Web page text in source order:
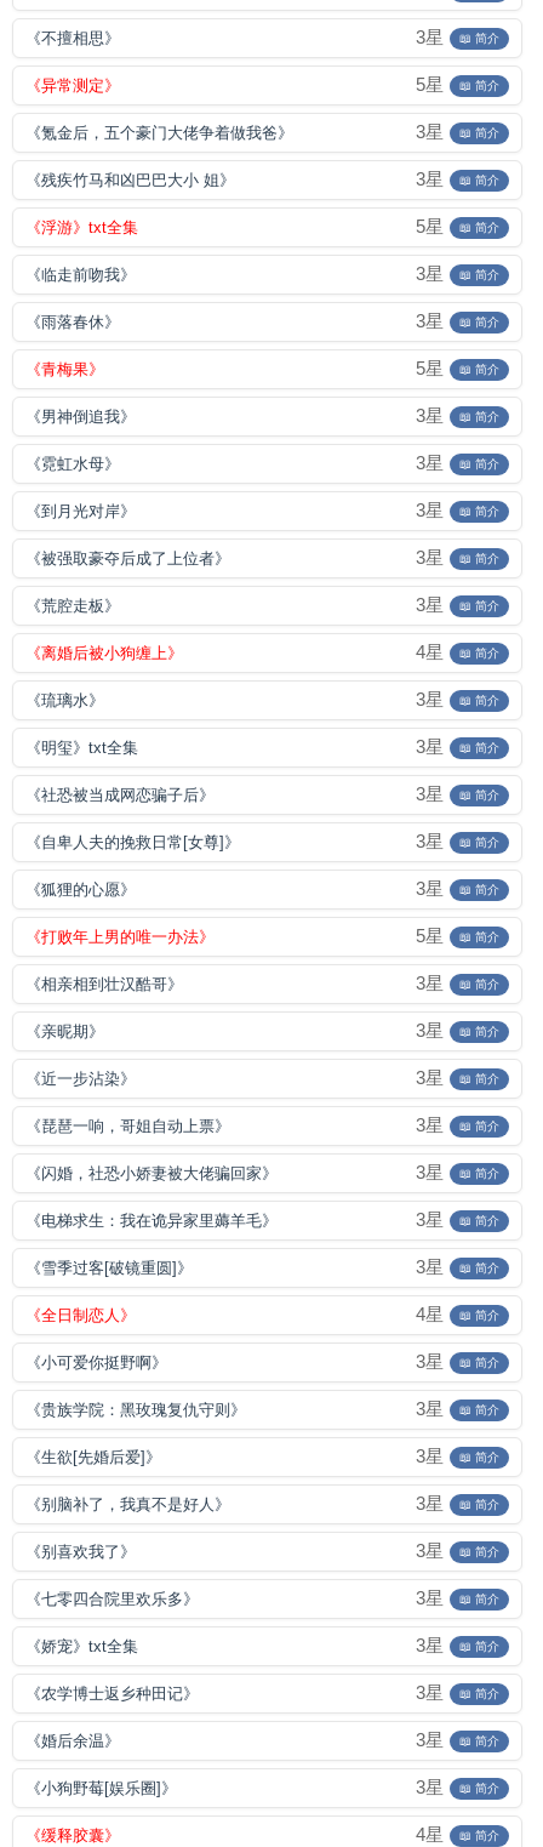
《不擅相思》 3星 📖 简介
《异常测定》 5星 📖 简介
《氪金后，五个豪门大佬争着做我爸》 3星 📖 简介
《残疾竹马和凶巴巴大小 姐》 3星 📖 简介
《浮游》txt全集 5星 📖 简介
《临走前吻我》 3星 📖 简介
《雨落春休》 3星 📖 简介
《青梅果》 5星 📖 简介
《男神倒追我》 3星 📖 简介
《霓虹水母》 3星 📖 简介
《到月光对岸》 3星 📖 简介
《被强取豪夺后成了上位者》 3星 📖 简介
《荒腔走板》 3星 📖 简介
《离婚后被小狗缠上》 4星 📖 简介
《琉璃水》 3星 📖 简介
《明玺》txt全集 3星 📖 简介
《社恐被当成网恋骗子后》 3星 📖 简介
《自卑人夫的挽救日常[女尊]》 3星 📖 简介
《狐狸的心愿》 3星 📖 简介
《打败年上男的唯一办法》 5星 📖 简介
《相亲相到壮汉酷哥》 3星 📖 简介
《亲昵期》 3星 📖 简介
《近一步沾染》 3星 📖 简介
《琵琶一响，哥姐自动上票》 3星 📖 简介
《闪婚，社恐小娇妻被大佬骗回家》 3星 📖 简介
《电梯求生：我在诡异家里薅羊毛》 3星 📖 简介
《雪季过客[破镜重圆]》 3星 📖 简介
《全日制恋人》 4星 📖 简介
《小可爱你挺野啊》 3星 📖 简介
《贵族学院：黑玫瑰复仇守则》 3星 📖 简介
《生欲[先婚后爱]》 3星 📖 简介
《别脑补了，我真不是好人》 3星 📖 简介
《别喜欢我了》 3星 📖 简介
《七零四合院里欢乐多》 3星 📖 简介
《娇宠》txt全集 3星 📖 简介
《农学博士返乡种田记》 3星 📖 简介
《婚后余温》 3星 📖 简介
《小狗野莓[娱乐圈]》 3星 📖 简介
《缓释胶囊》 4星 📖 简介